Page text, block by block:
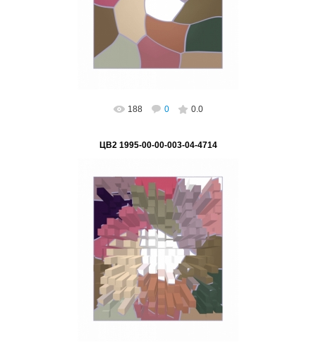
ВетВиктор
188 0 0.0
ЦВ2 1995-00-00-003-04-4714
02.03.2023
ВетВиктор